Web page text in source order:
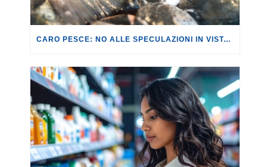
CARO PESCE: NO ALLE SPECULAZIONI IN VISTA DEL CENONE.